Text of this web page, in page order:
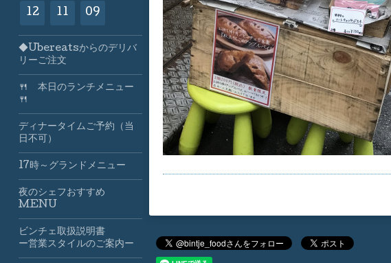
12 11 09
◆Ubereatsからのデリバ
リーご注文
🍴 本日のランチメニュー
🍴
ディナータイムご予約（当
日不可）
17時～グランドメニュー
夜のシェフおすすめ
MENU
ビンチェ取扱説明書
ー営業スタイルのご案内ー